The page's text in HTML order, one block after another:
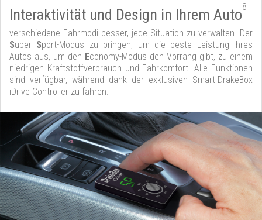
Interaktivität und Design in Ihrem Auto8
verschiedene Fahrmodi besser, jede Situation zu verwalten. Der
Super Sport-Modus zu bringen, um die beste Leistung Ihres
Autos aus, um den Economy-Modus den Vorrang gibt, zu einem
niedrigen Kraftstoffverbrauch und Fahrkomfort. Alle Funktionen
sind verfügbar, während dank der exklusiven Smart-DrakeBox
iDrive Controller zu fahren.